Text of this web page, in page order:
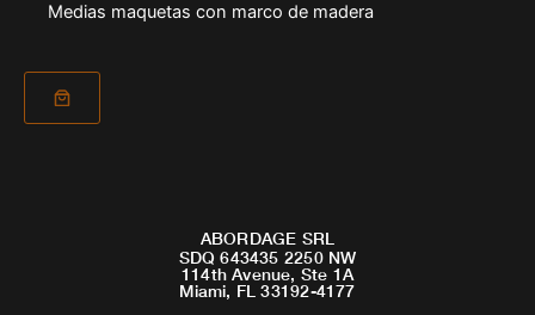
Medias maquetas con marco de madera
ABORDAGE SRL
SDQ 643435 2250 NW
114th Avenue, Ste 1A
Miami, FL 33192-4177